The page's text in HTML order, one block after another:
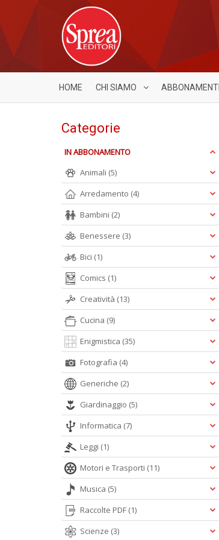
HOME CHI SIAMO ABBONAMENTI
Categorie
IN ABBONAMENTO
Animali (5)
Arredamento (4)
Bambini (2)
Benessere (3)
Bici (1)
Comics (1)
Creatività (13)
Cucina (9)
Enigmistica (35)
Fotografia (4)
Generiche (2)
Giardinaggio (5)
Informatica (7)
Leggi (1)
Motori e Trasporti (11)
Musica (5)
Raccolte PDF (1)
Scienze (3)